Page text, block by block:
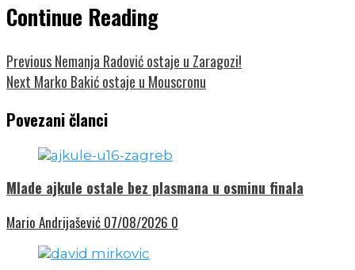
Continue Reading
PreviousNemanja Radović ostaje u Zaragozi!
Next Marko Bakić ostaje u Mouscronu
Povezani članci
Mlade ajkule ostale bez plasmana u osminu finala
Mario Andrijašević 07/08/2026 0